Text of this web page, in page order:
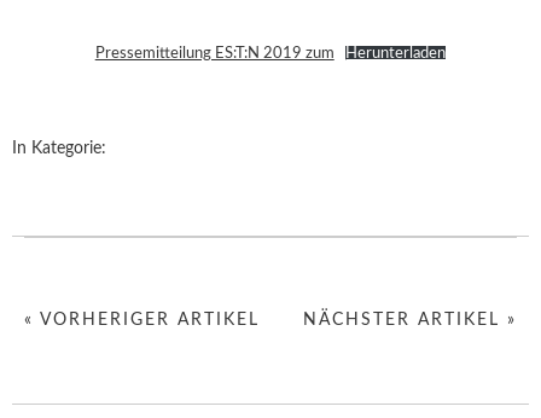
Pressemitteilung ES:T:N 2019 zum Herunterladen
In Kategorie:
NÄCHSTER ARTIKEL »
« VORHERIGER ARTIKEL